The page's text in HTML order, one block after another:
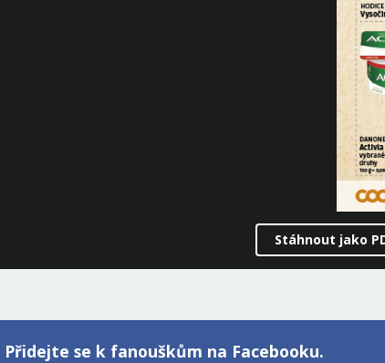
Stáhnout jako
Přidejte se k fanouškům na Facebooku.